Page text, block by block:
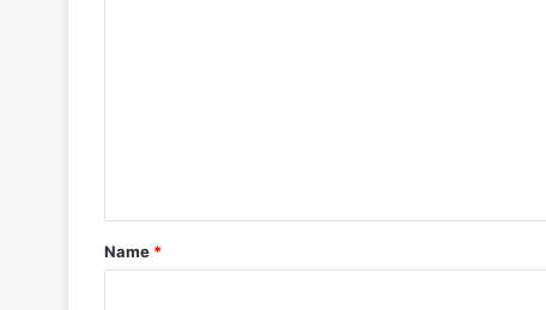
*
Name *